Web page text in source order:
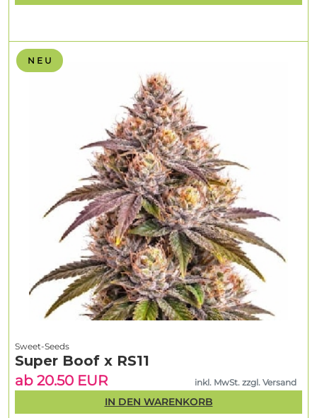
N E U
Sweet-Seeds
Super Boof x RS11
ab 20.50 EUR
inkl. MwSt. zzgl. Versand
IN DEN WARENKORB